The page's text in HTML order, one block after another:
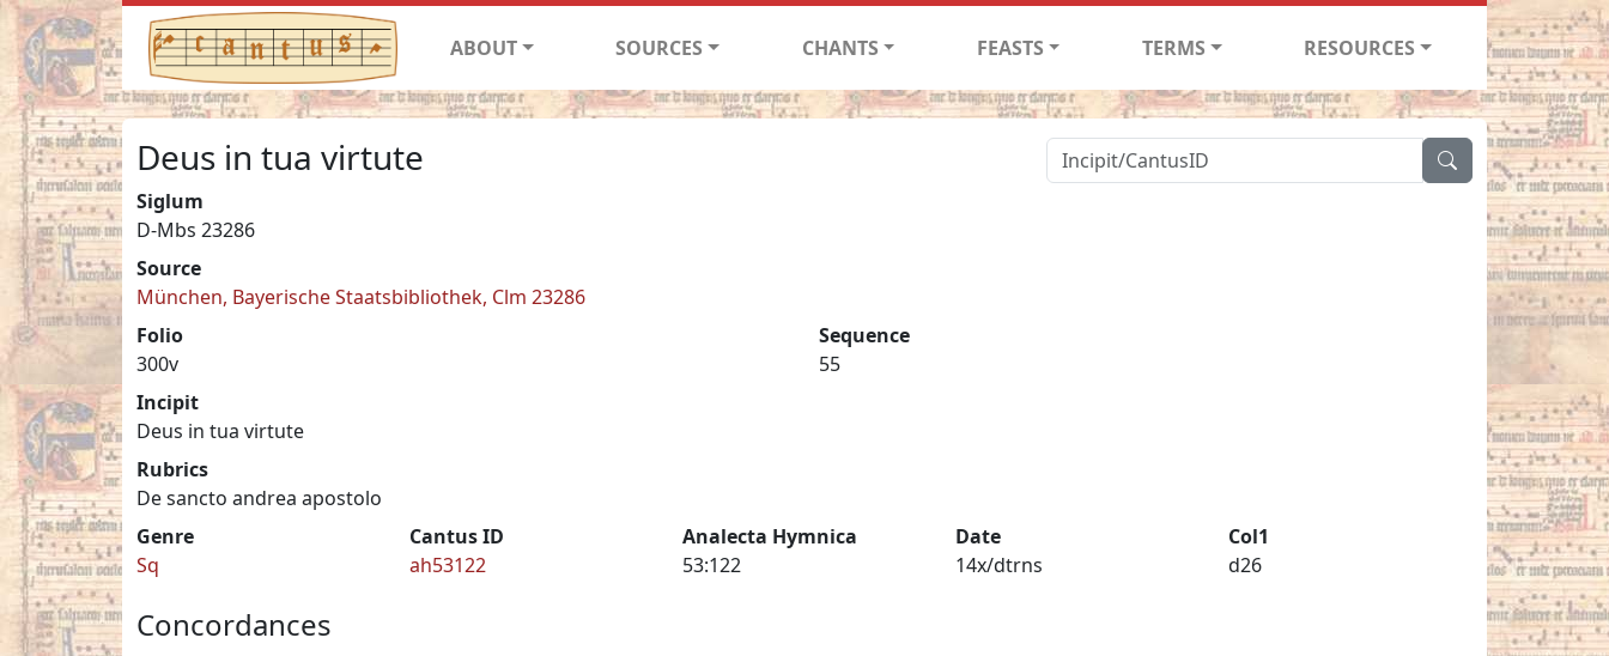
ABOUT SOURCES CHANTS FEASTS TERMS RESOURCES
Deus in tua virtute
Siglum
D-Mbs 23286
Source
München, Bayerische Staatsbibliothek, Clm 23286
Folio
300v
Sequence
55
Incipit
Deus in tua virtute
Rubrics
De sancto andrea apostolo
Genre
Sq
Cantus ID
ah53122
Analecta Hymnica
53:122
Date
14x/dtrns
Col1
d26
Concordances